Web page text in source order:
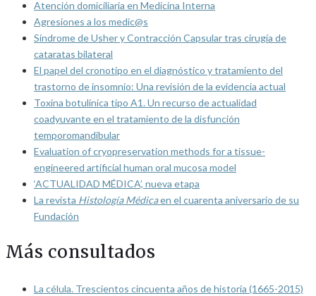
Atención domiciliaria en Medicina Interna
Agresiones a los medic@s
Síndrome de Usher y Contracción Capsular tras cirugía de
cataratas bilateral
El papel del cronotipo en el diagnóstico y tratamiento del
trastorno de insomnio: Una revisión de la evidencia actual
Toxina botulínica tipo A1. Un recurso de actualidad
coadyuvante en el tratamiento de la disfunción
temporomandibular
Evaluation of cryopreservation methods for a tissue-
engineered artificial human oral mucosa model
‘ACTUALIDAD MÉDICA’, nueva etapa
La revista Histología Médicaen el cuarenta aniversario de su
Fundación
Más consultados
La célula. Trescientos cincuenta años de historia (1665-2015)